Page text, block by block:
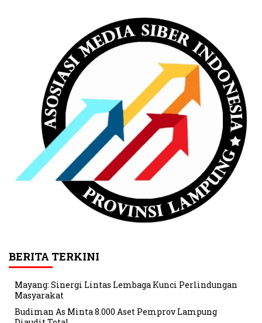
BERITA TERKINI
Mayang: Sinergi Lintas Lembaga Kunci Perlindungan
Masyarakat
Budiman As Minta 8.000 Aset Pemprov Lampung